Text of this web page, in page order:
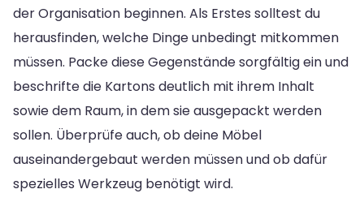
der Organisation beginnen. Als Erstes solltest du
herausfinden, welche Dinge unbedingt mitkommen
müssen. Packe diese Gegenstände sorgfältig ein und
beschrifte die Kartons deutlich mit ihrem Inhalt
sowie dem Raum, in dem sie ausgepackt werden
sollen. Überprüfe auch, ob deine Möbel
auseinandergebaut werden müssen und ob dafür
spezielles Werkzeug benötigt wird.